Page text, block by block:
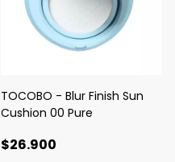
TOCOBO - Blur Finish Sun
Cushion 00 Pure
$26.900